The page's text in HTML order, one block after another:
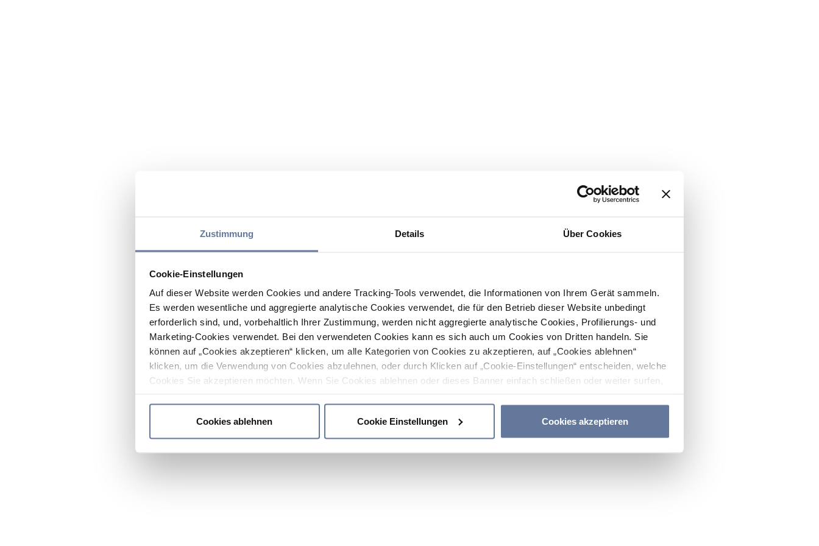
Zustimmung Details Über Cookies
Cookie-Einstellungen
Auf dieser Website werden Cookies und andere Tracking-Tools verwendet, die Informationen von Ihrem Gerät sammeln.
Es werden wesentliche und aggregierte analytische Cookies verwendet, die für den Betrieb dieser Website unbedingt
erforderlich sind, und, vorbehaltlich Ihrer Zustimmung, werden nicht aggregierte analytische Cookies, Profilierungs- und
Marketing-Cookies verwendet. Bei den verwendeten Cookies kann es sich auch um Cookies von Dritten handeln. Sie
können auf „Cookies akzeptieren“ klicken, um alle Kategorien von Cookies zu akzeptieren, auf „Cookies ablehnen“
klicken, um die Verwendung von Cookies abzulehnen, oder durch Klicken auf „Cookie-Einstellungen“ entscheiden, welche
Cookies Sie akzeptieren möchten. Wenn Sie Cookies ablehnen oder dieses Banner einfach schließen oder weiter surfen,
Cookies ablehnen
Cookie Einstellungen Cookies akzeptieren